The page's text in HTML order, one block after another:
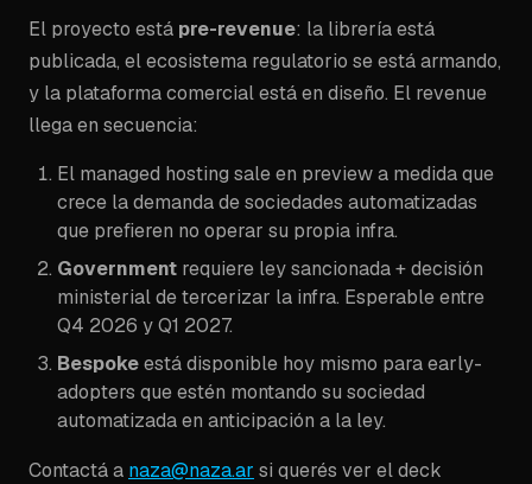
El proyecto está pre-revenue: la librería está
publicada, el ecosistema regulatorio se está armando,
y la plataforma comercial está en diseño. El revenue
llega en secuencia:
El managed hosting sale en preview a medida que
crece la demanda de sociedades automatizadas
que prefieren no operar su propia infra.
Government requiere ley sancionada + decisión
ministerial de tercerizar la infra. Esperable entre
Q4 2026 y Q1 2027.
Bespokeestá disponible hoy mismo para early-
adopters que estén montando su sociedad
automatizada en anticipación a la ley.
Contactá a naza@naza.ar si querés ver el deck